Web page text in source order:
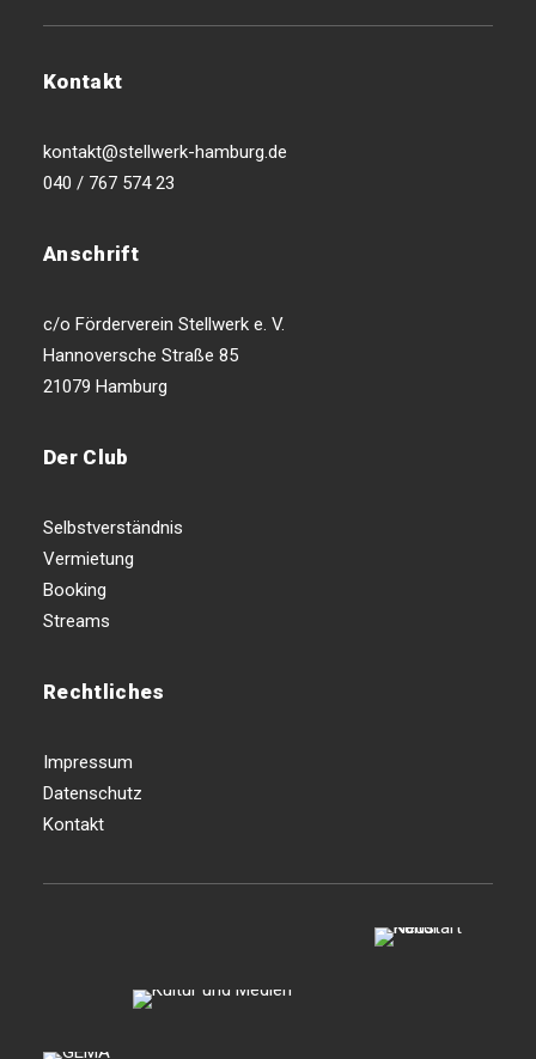
Kontakt
kontakt@stellwerk-hamburg.de
040 / 767 574 23
Anschrift
c/o Förderverein Stellwerk e. V.
Hannoversche Straße 85
21079 Hamburg
Der Club
Selbstverständnis
Vermietung
Booking
Streams
Rechtliches
Impressum
Datenschutz
Kontakt